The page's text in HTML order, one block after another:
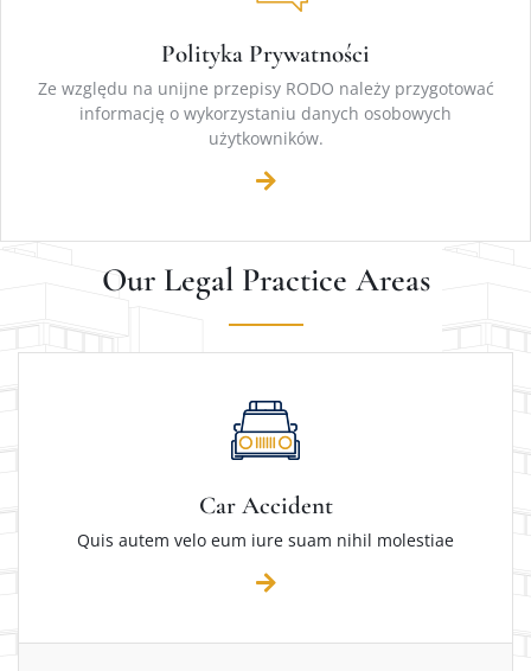
Polityka Prywatności
Ze względu na unijne przepisy RODO należy przygotować
informację o wykorzystaniu danych osobowych
użytkowników.
Our Legal Practice Areas
Car Accident
Quis autem velo eum iure suam nihil molestiae